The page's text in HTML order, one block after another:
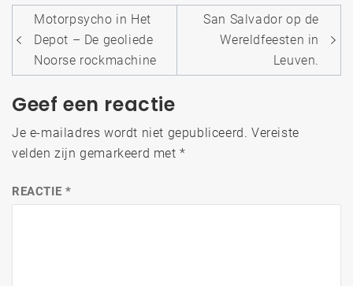
Bericht
navigatie
Motorpsycho in Het
Depot – De geoliede
Noorse rockmachine
San Salvador op de
Wereldfeesten in
Leuven.
Geef een reactie
Je e-mailadres wordt niet gepubliceerd. Vereiste
velden zijn gemarkeerd met*
REACTIE *